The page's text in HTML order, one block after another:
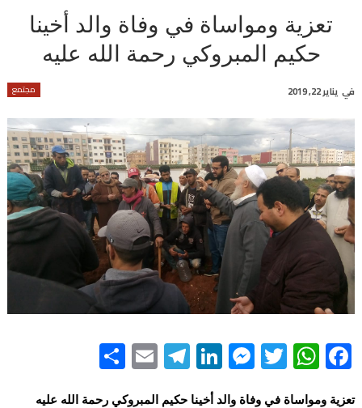
تعزية ومواساة في وفاة والد أخينا
حكيم المبروكي رحمة الله عليه
مجتمع في يناير 22, 2019
Facebook
WhatsApp
Twitter
Messenger
LinkedIn
Telegram
Email
تعزية ومواساة في وفاة والد أخينا حكيم المبروكي رحمة الله عليه